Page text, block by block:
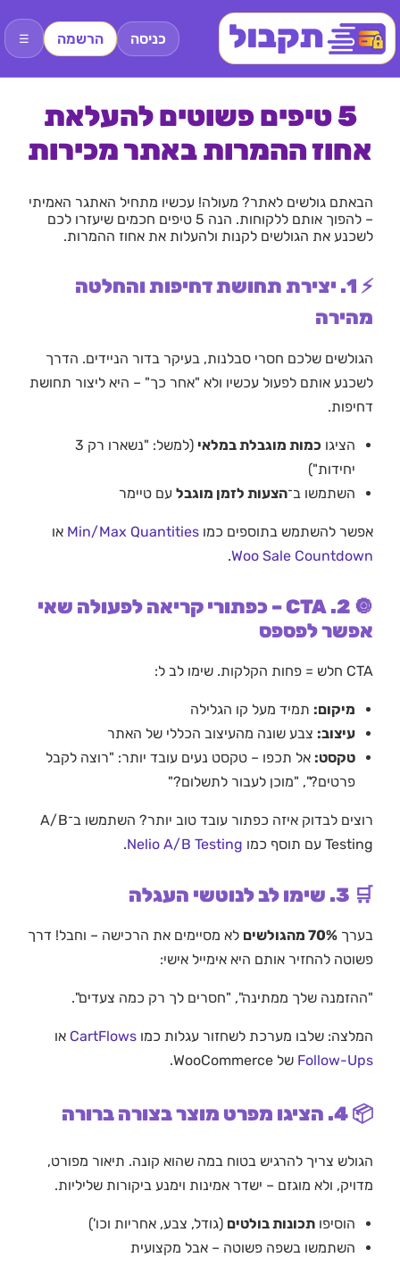
כניסה הרשמה ☰
5 טיפים פשוטים להעלאת
אחוז ההמרות באתר מכירות
הבאתם גולשים לאתר? מעולה! עכשיו מתחיל האתגר האמיתי
– להפוך אותם ללקוחות. הנה 5 טיפים חכמים שיעזרו לכם
לשכנע את הגולשים לקנות ולהעלות את אחוז ההמרות.
⚡ 1. יצירת תחושת דחיפות והחלטה
מהירה
הגולשים שלכם חסרי סבלנות, בעיקר בדור הניידים. הדרך
לשכנע אותם לפעול עכשיו ולא "אחר כך" – היא ליצור תחושת
דחיפות.
הציגו כמות מוגבלת במלאי
(למשל: "נשארו רק 3
יחידות")
השתמשו ב־הצעות לזמן מוגבל עם טיימר
אפשר להשתמש בתוספים כמו Min/Max Quantities או
Woo Sale Countdown
.
🔘 2. CTA – כפתורי קריאה לפעולה שאי
אפשר לפספס
CTA חלש = פחות הקלקות. שימו לב ל:
מיקום: תמיד מעל קו הגלילה
עיצוב: צבע שונה מהעיצוב הכללי של האתר
טקסט: אל תכפו – טקסט נעים עובד יותר: "רוצה לקבל
פרטים?", "מוכן לעבור לתשלום?"
רוצים לבדוק איזה כפתור עובד טוב יותר? השתמשו ב־A/B
Testing עם תוסף כמו
Nelio A/B Testing
.
🛒 3. שימו לב לנוטשי העגלה
בערך 70% מהגולשים
לא מסיימים את הרכישה – וחבל! דרך
פשוטה להחזיר אותם היא אימייל אישי:
"ההזמנה שלך ממתינה", "חסרים לך רק כמה צעדים".
המלצה: שלבו מערכת לשחזור עגלות כמו CartFlows או
Follow-Ups של WooCommerce.
📦 4. הציגו מפרט מוצר בצורה ברורה
הגולש צריך להרגיש בטוח במה שהוא קונה. תיאור מפורט,
מדויק, ולא מוגזם – ישדר אמינות וימנע ביקורות שליליות.
הוסיפו תכונות בולטים (גודל, צבע, אחריות וכו')
השתמשו בשפה פשוטה – אבל מקצועית